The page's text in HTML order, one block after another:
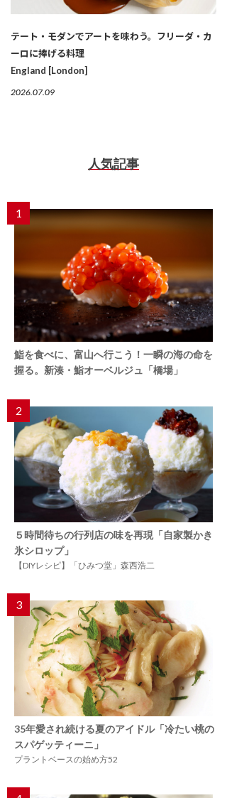
テート・モダンでアートを味わう。フリーダ・カ
ーロに捧げる料理
England [London]
2026.07.09
人気記事
1
鮨を食べに、富山へ行こう！一瞬の海の命を
握る。新湊・鮨オーベルジュ「橋場」
2
５時間待ちの行列店の味を再現「自家製かき
氷シロップ」
【DIYレシピ】「ひみつ堂」森西浩二
3
35年愛され続ける夏のアイドル「冷たい桃の
スパゲッティーニ」
プラントベースの始め方52